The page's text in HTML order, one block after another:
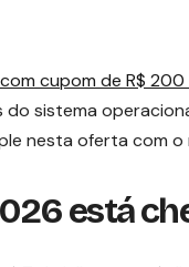
cupom de R$ 200
sistema
nesta oferta com
está